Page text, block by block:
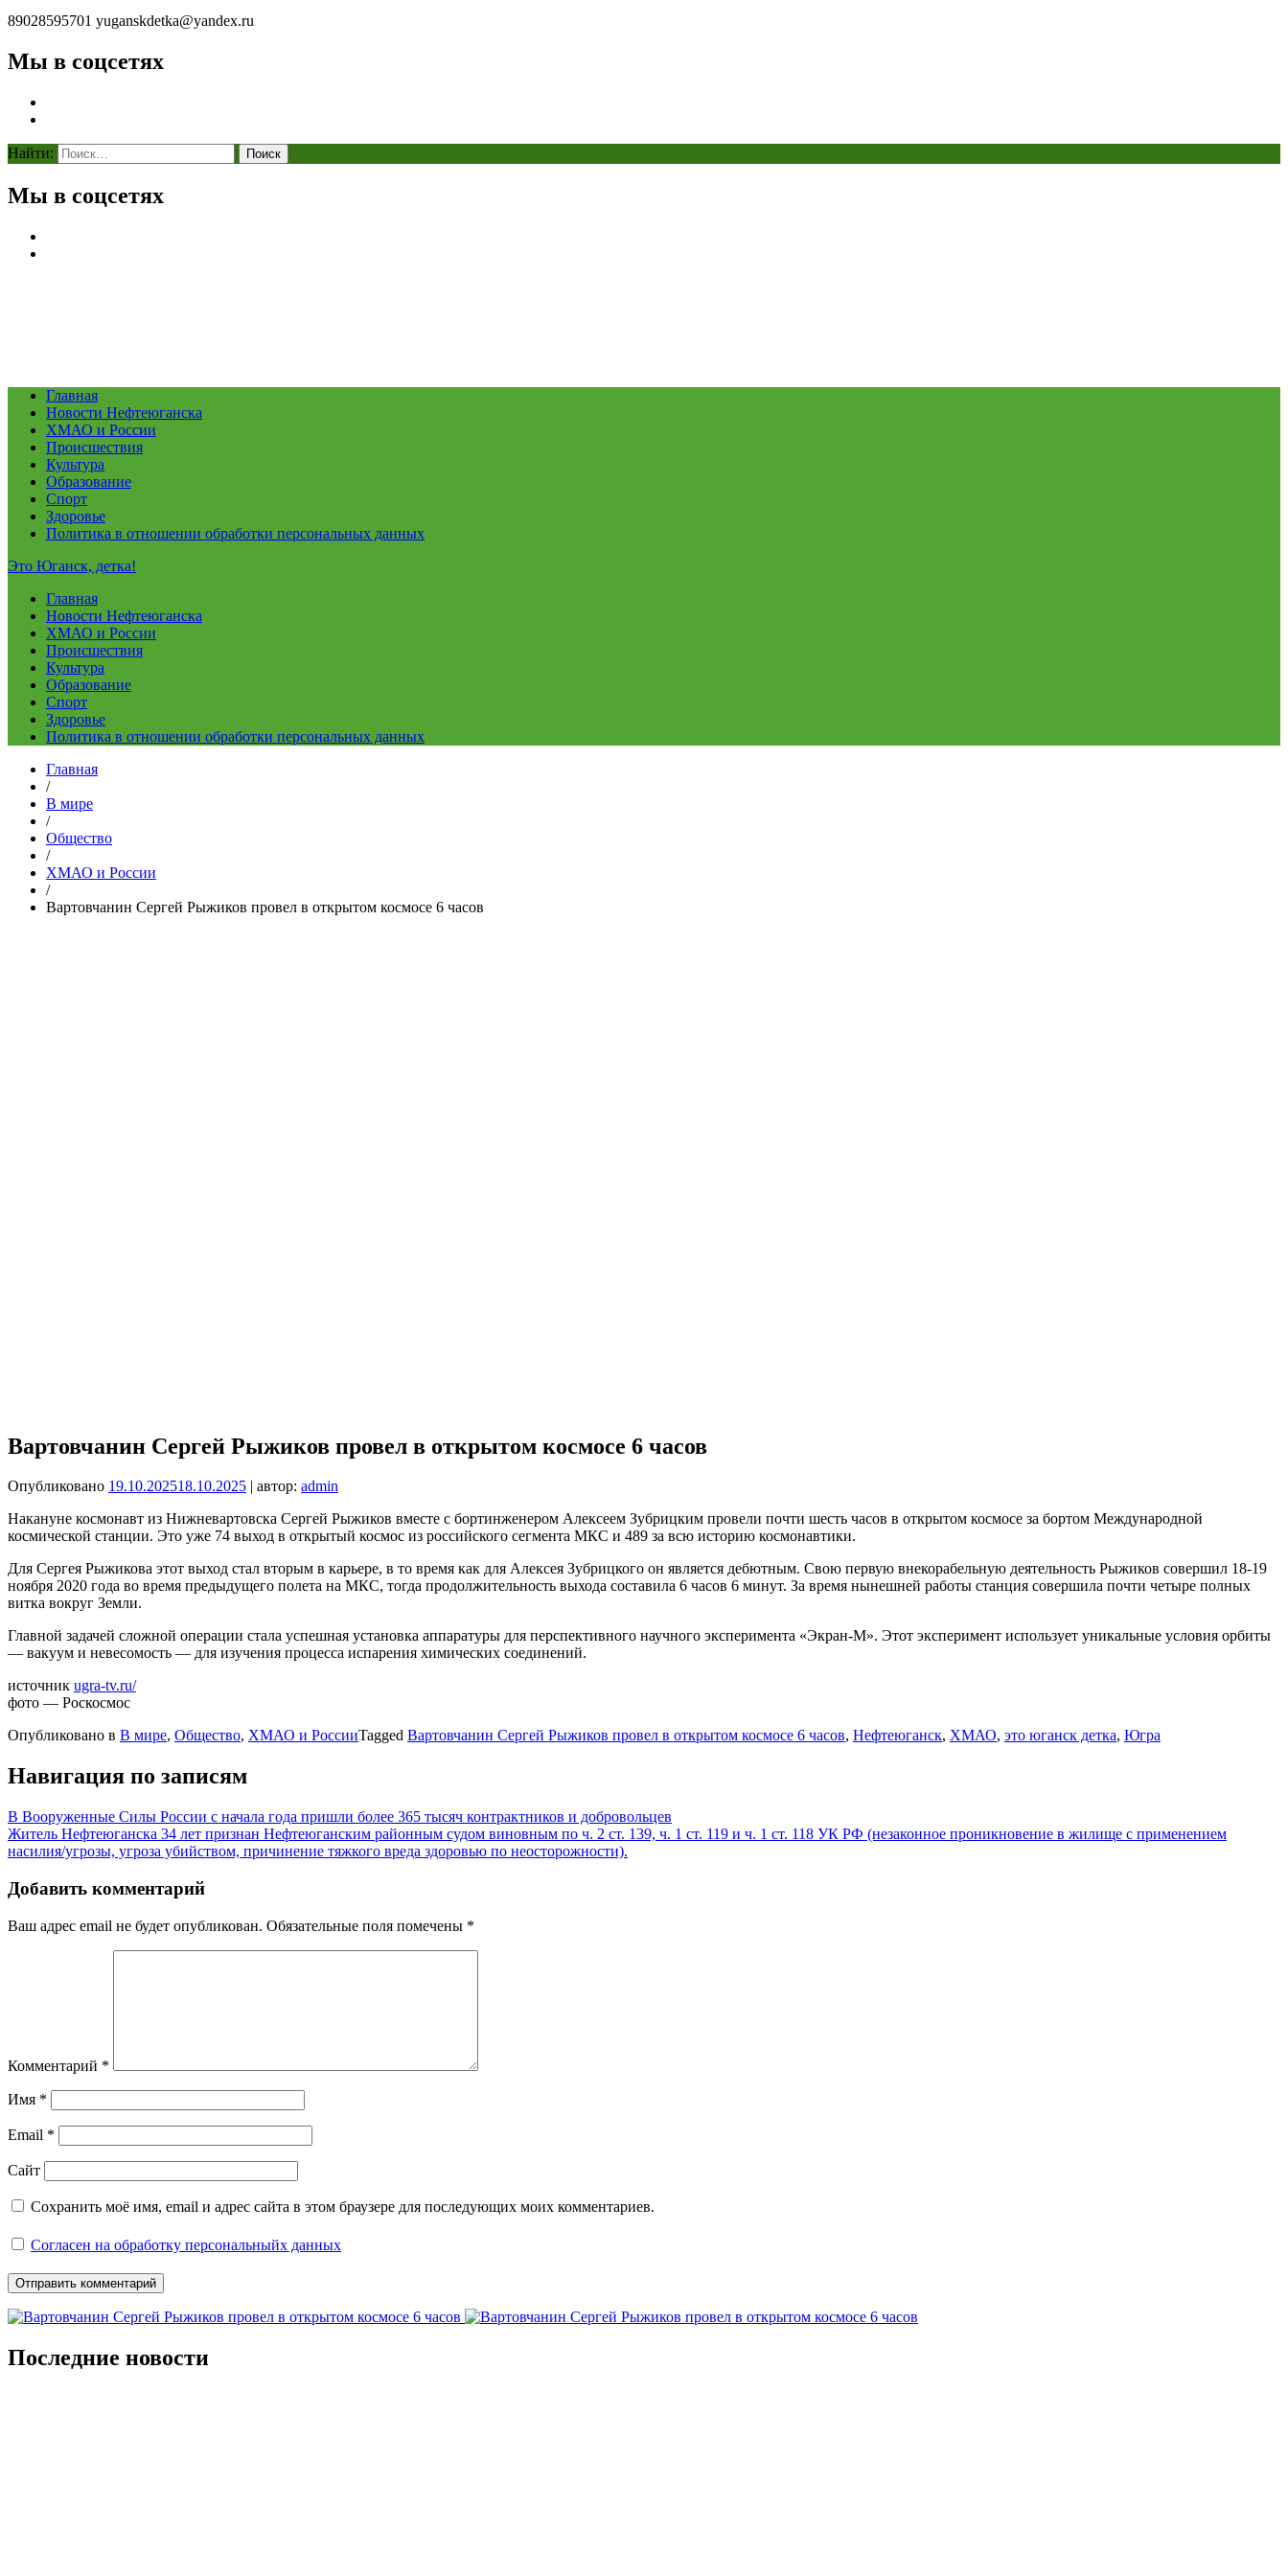
89028595701 yuganskdetka@yandex.ru
Мы в соцсетях
Найти:
Мы в соцсетях
Главная
Новости Нефтеюганска
ХМАО и России
Происшествия
Культура
Образование
Спорт
Здоровье
Политика в отношении обработки персональных данных
Это Юганск, детка!
Главная
Новости Нефтеюганска
ХМАО и России
Происшествия
Культура
Образование
Спорт
Здоровье
Политика в отношении обработки персональных данных
Главная
/
В мире
/
Общество
/
ХМАО и России
/
Вартовчанин Сергей Рыжиков провел в открытом космосе 6 часов
Вартовчанин Сергей Рыжиков провел в открытом космосе 6 часов
Опубликовано 19.10.202518.10.2025 | автор: admin
Накануне космонавт из Нижневартовска Сергей Рыжиков вместе с бортинженером Алексеем Зубрицким провели почти шесть часов в открытом космосе за бортом Международной
космической станции. Это уже 74 выход в открытый космос из российского сегмента МКС и 489 за всю историю космонавтики.
Для Сергея Рыжикова этот выход стал вторым в карьере, в то время как для Алексея Зубрицкого он является дебютным. Свою первую внекорабельную деятельность Рыжиков совершил 18-19
ноября 2020 года во время предыдущего полета на МКС, тогда продолжительность выхода составила 6 часов 6 минут. За время нынешней работы станция совершила почти четыре полных
витка вокруг Земли.
Главной задачей сложной операции стала успешная установка аппаратуры для перспективного научного эксперимента «Экран-М». Этот эксперимент использует уникальные условия орбиты
— вакуум и невесомость — для изучения процесса испарения химических соединений.
источник ugra-tv.ru/
фото — Роскосмос
Опубликовано в В мире, Общество, ХМАО и РоссииTagged Вартовчанин Сергей Рыжиков провел в открытом космосе 6 часов, Нефтеюганск, ХМАО, это юганск детка, Югра
Навигация по записям
В Вооруженные Силы России с начала года пришли более 365 тысяч контрактников и добровольцев
Житель Нефтеюганска 34 лет признан Нефтеюганским районным судом виновным по ч. 2 ст. 139, ч. 1 ст. 119 и ч. 1 ст. 118 УК РФ (незаконное проникновение в жилище с применением
насилия/угрозы, угроза убийством, причинение тяжкого вреда здоровью по неосторожности).
Добавить комментарий
Ваш адрес email не будет опубликован. Обязательные поля помечены *
Комментарий *
Имя *
Email *
Сайт
Сохранить моё имя, email и адрес сайта в этом браузере для последующих моих комментариев.
Согласен на обработку персональныйх данных
Последние новости